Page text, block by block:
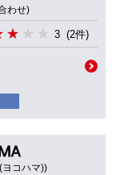
わせ)
3 (2件)
ヨコハマ))